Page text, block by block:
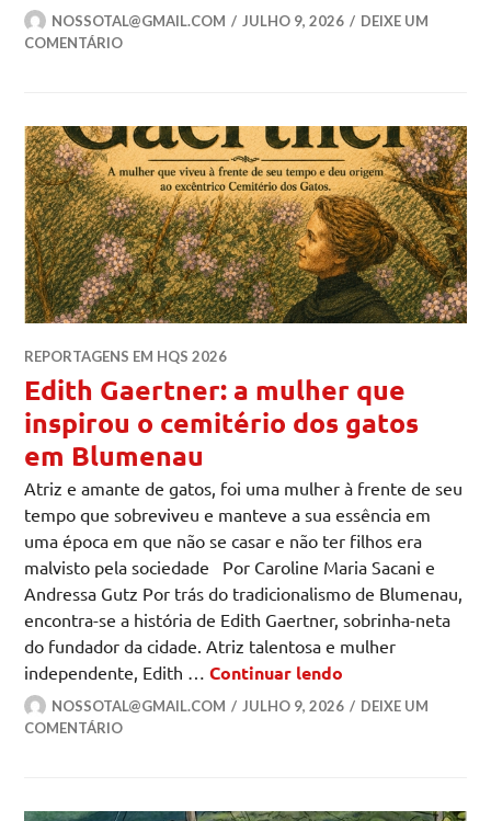
NOSSOTAL@GMAIL.COM JULHO 9, 2026
DEIXE UM
COMENTÁRIO
REPORTAGENS EM HQS 2026
Edith Gaertner: a mulher que
inspirou o cemitério dos gatos
em Blumenau
Atriz e amante de gatos, foi uma mulher à frente de seu
tempo que sobreviveu e manteve a sua essência em
uma época em que não se casar e não ter filhos era
malvisto pela sociedade Por Caroline Maria Sacani e
Andressa Gutz Por trás do tradicionalismo de Blumenau,
encontra-se a história de Edith Gaertner, sobrinha-neta
do fundador da cidade. Atriz talentosa e mulher
independente, Edith …Continuar lendo
NOSSOTAL@GMAIL.COM JULHO 9, 2026
DEIXE UM
COMENTÁRIO